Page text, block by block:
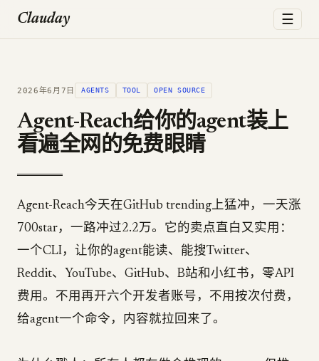
Clauday ☰
2026年6月7日 AGENTS TOOL OPEN SOURCE
Agent-Reach给你的agent装上
看遍全网的免费眼睛
Agent-Reach今天在GitHub trending上猛冲，一天涨
700star，一路冲过2.2万。它的卖点直白又实用：
一个CLI，让你的agent能读、能搜Twitter、
Reddit、YouTube、GitHub、B站和小红书，零API
费用。不用再开六个开发者账号，不用按次付费，
给agent一个命令，内容就拉回来了。